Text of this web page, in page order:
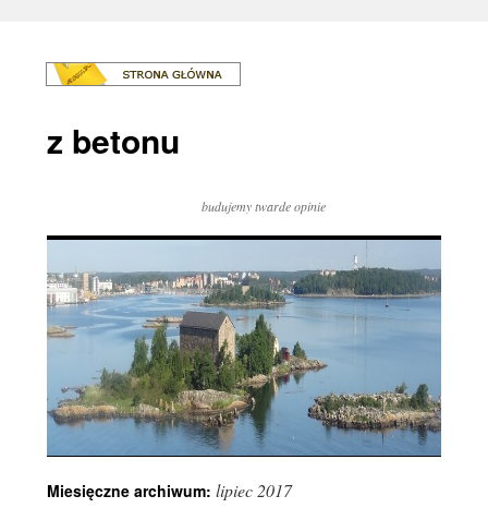
z betonu
budujemy twarde opinie
Miesięczne archiwum: lipiec 2017